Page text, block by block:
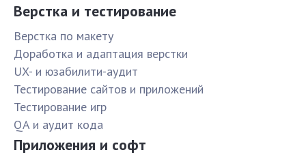
Верстка и тестирование
Верстка по макету
Доработка и адаптация верстки
UX- и юзабилити-аудит
Тестирование сайтов и приложений
Тестирование игр
QA и аудит кода
Приложения и софт